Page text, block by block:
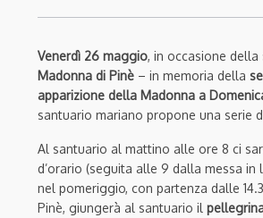
Venerdì 26 maggio, in occasione della
Madonna di Pinè – in memoria della
apparizione della Madonna a
santuario mariano propone una serie
Al santuario al mattino alle ore 8 ci
d’orario (seguita alle 9 dalla messa in
nel pomeriggio, con partenza dalle
Pinè, giungerà al santuario il